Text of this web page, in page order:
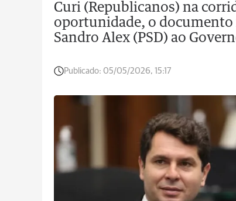
Curi (Republicanos) na
oportunidade, o
Sandro Alex (PSD) ao
Publicado: 05/05/2026, 15:17